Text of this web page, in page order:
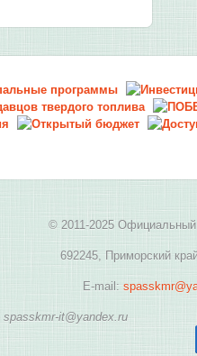
© 2011-2025 Официальный
692245, Приморский
E-mail:
spasskmr-it@yandex.ru